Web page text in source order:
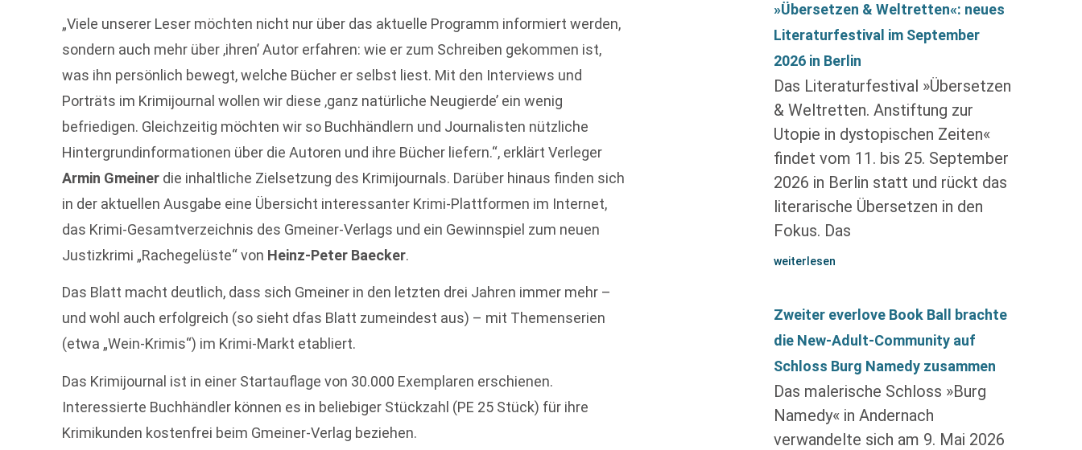
„Viele unserer Leser möchten nicht nur über das aktuelle Programm informiert werden,
sondern auch mehr über ‚ihren’ Autor erfahren: wie er zum Schreiben gekommen ist,
was ihn persönlich bewegt, welche Bücher er selbst liest. Mit den Interviews und
Porträts im Krimijournal wollen wir diese ‚ganz natürliche Neugierde’ ein wenig
befriedigen. Gleichzeitig möchten wir so Buchhändlern und Journalisten nützliche
Hintergrund­informationen über die Autoren und ihre Bücher liefern.“, erklärt Verleger
Armin Gmeiner die inhaltliche Zielsetzung des Krimijournals. Darüber hinaus finden sich
in der aktuellen Ausgabe eine Übersicht interessanter Krimi-Plattformen im Internet,
das Krimi-Gesamtverzeichnis des Gmeiner-Verlags und ein Gewinnspiel zum neuen
Justizkrimi „Rachegelüste“ von Heinz-Peter Baecker.
Das Blatt macht deutlich, dass sich Gmeiner in den letzten drei Jahren immer mehr –
und wohl auch erfolgreich (so sieht dfas Blatt zumeindest aus) – mit Themenserien
(etwa „Wein-Krimis“) im Krimi-Markt etabliert.
Das Krimijournal ist in einer Startauflage von 30.000 Exemplaren erschienen.
Interessierte Buchhändler können es in beliebiger Stückzahl (PE 25 Stück) für ihre
Krimikunden kostenfrei beim Gmeiner-Verlag beziehen.
»Übersetzen & Weltretten«: neues
Literaturfestival im September
2026 in Berlin
Das Literaturfestival »Übersetzen
& Weltretten. Anstiftung zur
Utopie in dystopischen Zeiten«
findet vom 11. bis 25. September
2026 in Berlin statt und rückt das
literarische Übersetzen in den
Fokus. Das
weiterlesen
Zweiter everlove Book Ball brachte
die New-Adult-Community auf
Schloss Burg Namedy zusammen
Das malerische Schloss »Burg
Namedy« in Andernach
verwandelte sich am 9. Mai 2026